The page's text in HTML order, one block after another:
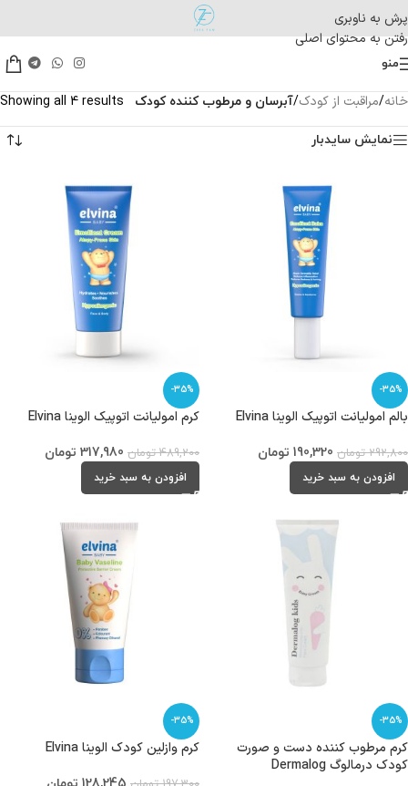
پرش به ناوبری
رفتن به محتوای اصلی
منو
خانه/مراقبت از کودک/آبرسان و مرطوب کننده کودک Showing all 4 results
نمایش سایدبار
-35%
بالم امولیانت اتوپیک الوینا Elvina
292,800 تومان 190,320 تومان
افزودن به سبد خرید
-35%
کرم امولیانت اتوپیک الوینا Elvina
489,200 تومان 317,980 تومان
افزودن به سبد خرید
-35%
کرم مرطوب کننده دست و صورت
کودک درمالوگ Dermalog
-35%
کرم وازلین کودک الوینا Elvina